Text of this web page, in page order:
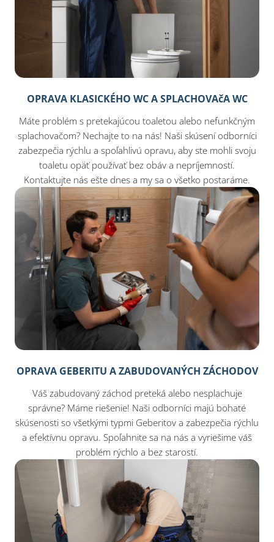
OPRAVA KLASICKÉHO WC A SPLACHOVAčA WC
Máte problém s pretekajúcou toaletou alebo nefunkčným
splachovačom? Nechajte to na nás! Naši skúsení odborníci
zabezpečia rýchlu a spoľahlivú opravu, aby ste mohli svoju
toaletu opäť používať bez obáv a nepríjemností.
Kontaktujte nás ešte dnes a my sa o všetko postaráme.
OPRAVA GEBERITU A ZABUDOVANÝCH ZÁCHODOV
Váš zabudovaný záchod preteká alebo nesplachuje
správne? Máme riešenie! Naši odborníci majú bohaté
skúsenosti so všetkými typmi Geberitov a zabezpečia rýchlu
a efektívnu opravu. Spoľahnite sa na nás a vyriešime váš
problém rýchlo a bez starostí.